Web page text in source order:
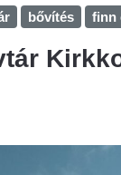
bővítés finn